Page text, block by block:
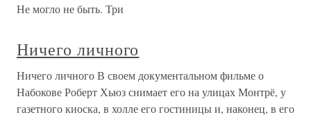
Не могло не быть. Три
Ничего личного
Ничего личного В своем документальном фильме о
Набокове Роберт Хьюз снимает его на улицах Монтрё, у
газетного киоска, в холле его гостиницы и, наконец, в его